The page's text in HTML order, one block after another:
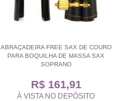
ABRAÇADEIRA FREE SAX DE COURO
PARA BOQUILHA DE MASSA SAX
SOPRANO
R$ 161,91
À VISTA NO DEPÓSITO